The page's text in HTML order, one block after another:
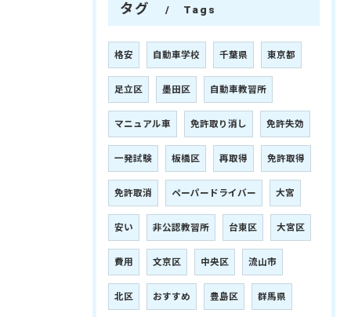
タグ Tags
格安 自動車学校 千葉県 東京都
足立区 墨田区 自動車教習所
マニュアル車 免許取り消し 免許失効
一発試験 板橋区 再取得 免許取得
免許取消 ペーパードライバー 大宮
安い 非公認教習所 台東区 大宮区
費用 文京区 中央区 流山市
北区 おすすめ 豊島区 群馬県